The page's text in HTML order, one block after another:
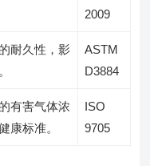
2009
耐久性，影
ASTM
D3884
有害气体浓
康标准。
ISO
9705